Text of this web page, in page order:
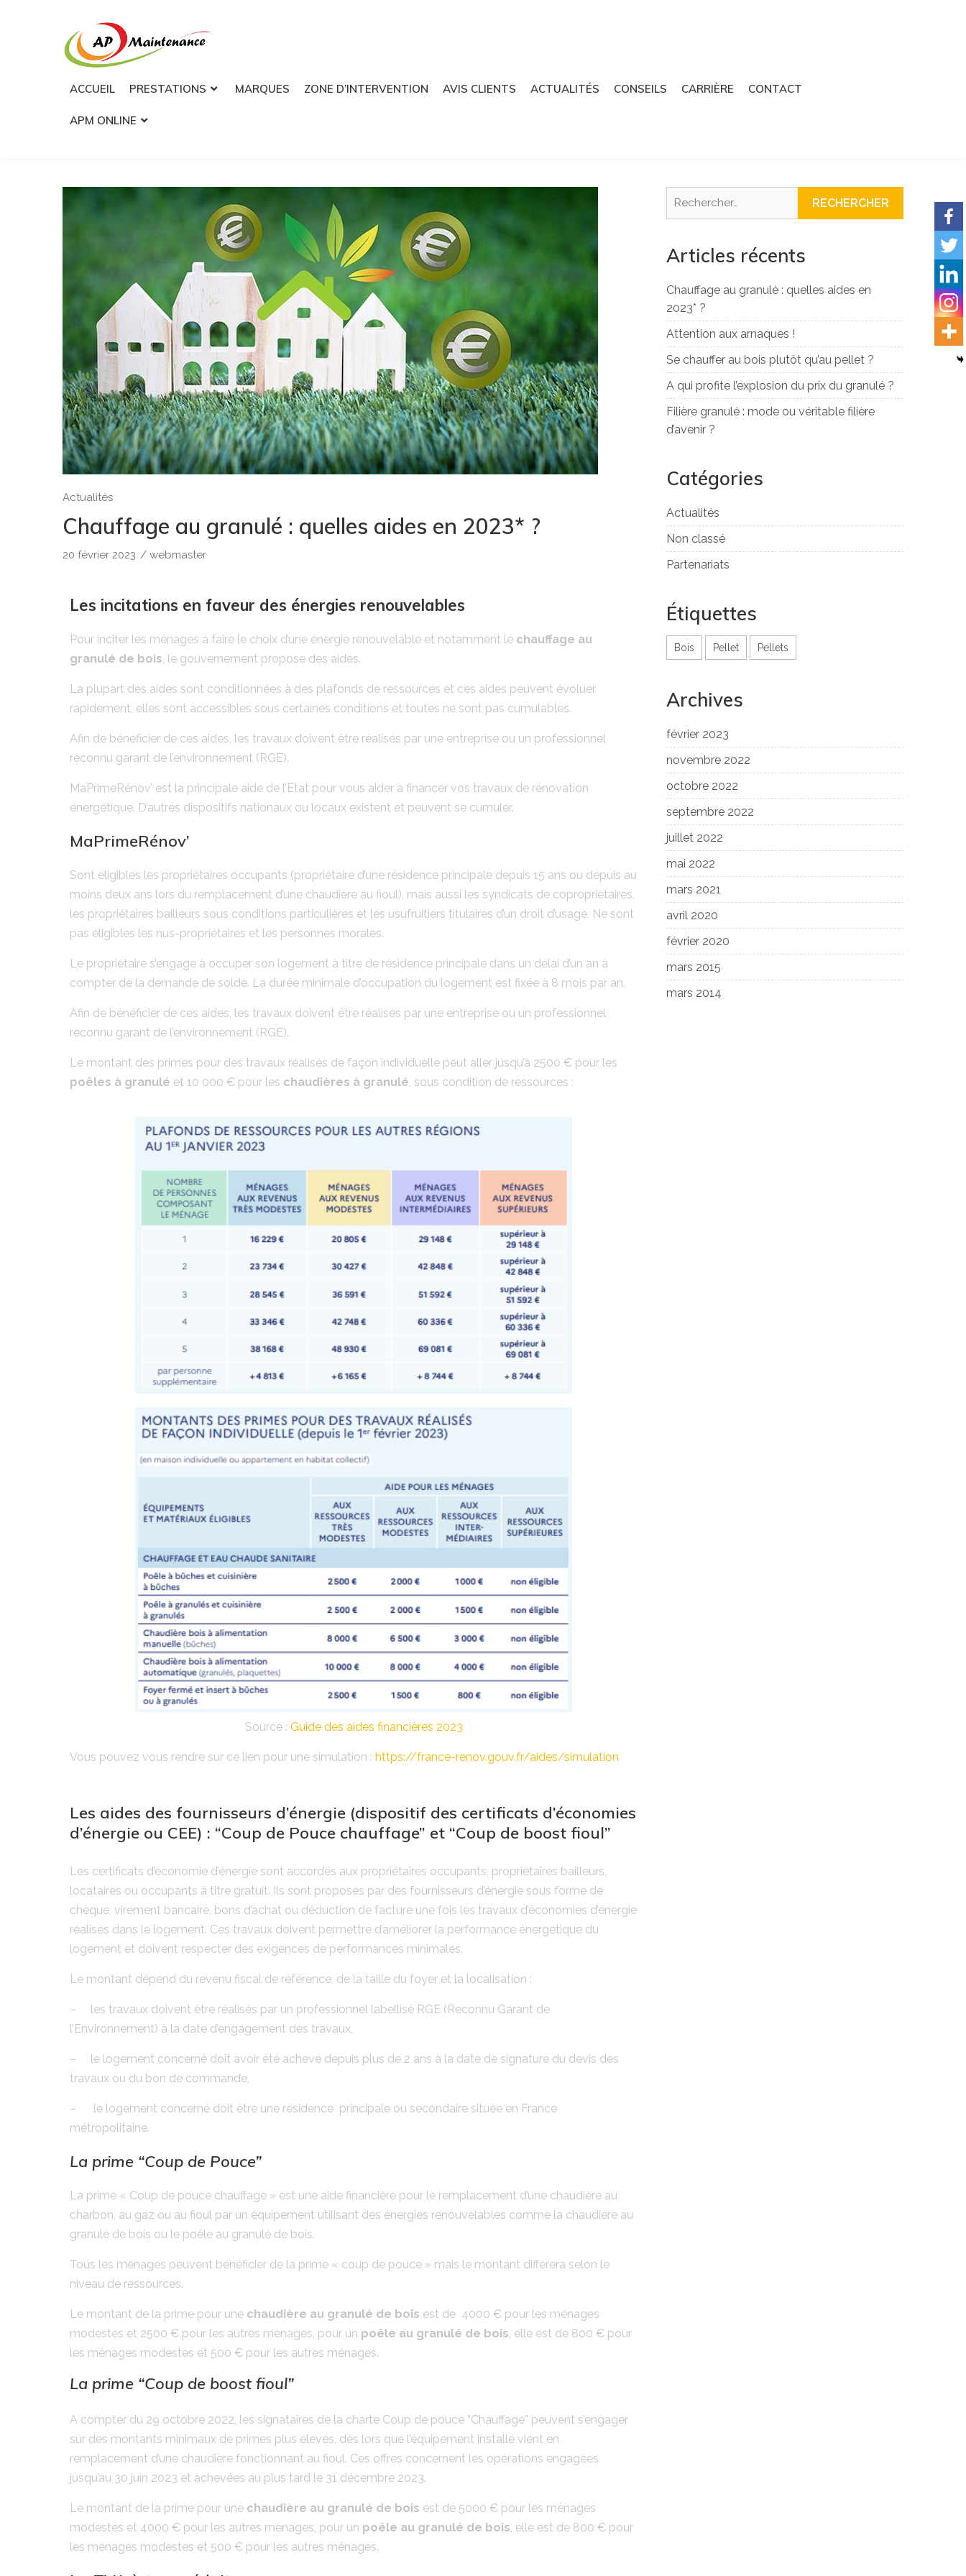
ACCUEIL PRESTATIONS MARQUES ZONE D’INTERVENTION AVIS CLIENTS ACTUALITÉS CONSEILS CARRIÈRE CONTACT
APM ONLINE
Actualités
Chauffage au granulé : quelles aides en 2023* ?
20 février 2023 / webmaster
Les incitations en faveur des énergies renouvelables
Pour inciter les ménages à faire le choix d’une énergie renouvelable et notamment le chauffage au
granulé de bois, le gouvernement propose des aides.
La plupart des aides sont conditionnées à des plafonds de ressources et ces aides peuvent évoluer
rapidement, elles sont accessibles sous certaines conditions et toutes ne sont pas cumulables.
Afin de bénéficier de ces aides, les travaux doivent être réalisés par une entreprise ou un professionnel
reconnu garant de l’environnement (RGE).
MaPrimeRénov’ est la principale aide de l’Etat pour vous aider à financer vos travaux de rénovation
énergétique. D’autres dispositifs nationaux ou locaux existent et peuvent se cumuler.
MaPrimeRénov’
Sont éligibles les propriétaires occupants (propriétaire d’une résidence principale depuis 15 ans ou depuis au
moins deux ans lors du remplacement d’une chaudière au fioul), mais aussi les syndicats de copropriétaires,
les propriétaires bailleurs sous conditions particulières et les usufruitiers titulaires d’un droit d’usage. Ne sont
pas éligibles les nus-propriétaires et les personnes morales.
Le propriétaire s’engage à occuper son logement à titre de résidence principale dans un délai d’un an à
compter de la demande de solde. La durée minimale d’occupation du logement est fixée à 8 mois par an.
Afin de bénéficier de ces aides, les travaux doivent être réalisés par une entreprise ou un professionnel
reconnu garant de l’environnement (RGE).
Le montant des primes pour des travaux réalisés de façon individuelle peut aller jusqu’à 2500 € pour les
poêles à granulé et 10 000 € pour les chaudières à granulé, sous condition de ressources :
Source: Guide des aides financières 2023
Vous pouvez vous rendre sur ce lien pour une simulation : https://france-renov.gouv.fr/aides/simulation
Les aides des fournisseurs d’énergie (dispositif des certificats d’économies
d’énergie ou CEE) : “Coup de Pouce chauffage” et “Coup de boost fioul”
Les certificats d’économie d’énergie sont accordés aux propriétaires occupants, propriétaires bailleurs,
locataires ou occupants à titre gratuit. Ils sont proposés par des fournisseurs d’énergie sous forme de
chèque, virement bancaire, bons d’achat ou déduction de facture une fois les travaux d’économies d’énergie
réalisés dans le logement. Ces travaux doivent permettre d’améliorer la performance énergétique du
logement et doivent respecter des exigences de performances minimales.
Le montant dépend du revenu fiscal de référence, de la taille du foyer et la localisation :
– les travaux doivent être réalisés par un professionnel labellisé RGE (Reconnu Garant de
l’Environnement) à la date d’engagement des travaux,
– le logement concerné doit avoir été achevé depuis plus de 2 ans à la date de signature du devis des
travaux ou du bon de commande,
– le logement concerné doit être une résidence principale ou secondaire située en France
métropolitaine.
La prime “Coup de Pouce”
La prime « Coup de pouce chauffage » est une aide financière pour le remplacement d’une chaudière au
charbon, au gaz ou au fioul par un équipement utilisant des énergies renouvelables comme la chaudière au
granulé de bois ou le poêle au granulé de bois.
Tous les ménages peuvent bénéficier de la prime « coup de pouce » mais le montant différera selon le
niveau de ressources.
Le montant de la prime pour une chaudière au granulé de bois est de 4000 € pour les ménages
modestes et 2500 € pour les autres ménages, pour un poêle au granulé de bois, elle est de 800 € pour
les ménages modestes et 500 € pour les autres ménages.
La prime “Coup de boost fioul”
A compter du 29 octobre 2022, les signataires de la charte Coup de pouce “Chauffage” peuvent s’engager
sur des montants minimaux de primes plus élevés, dès lors que l’équipement installé vient en
remplacement d’une chaudière fonctionnant au fioul. Ces offres concernent les opérations engagées
jusqu’au 30 juin 2023 et achevées au plus tard le 31 décembre 2023.
Le montant de la prime pour une chaudière au granulé de bois est de 5000 € pour les ménages
modestes et 4000 € pour les autres ménages, pour un poêle au granulé de bois, elle est de 800 € pour
les ménages modestes et 500 € pour les autres ménages.
Articles récents
Chauffage au granulé : quelles aides en
2023* ?
Attention aux arnaques !
Se chauffer au bois plutôt qu’au pellet ?
A qui profite l’explosion du prix du granulé ?
Filière granulé : mode ou véritable filière
d’avenir ?
Catégories
Actualités
Non classé
Partenariats
Étiquettes
Bois Pellet Pellets
Archives
février 2023
novembre 2022
octobre 2022
septembre 2022
juillet 2022
mai 2022
mars 2021
avril 2020
février 2020
mars 2015
mars 2014